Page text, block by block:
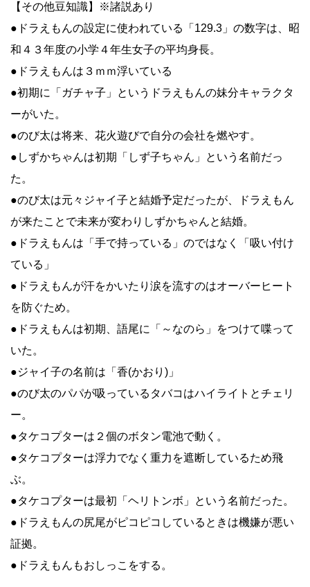
【その他豆知識】※諸説あり
●ドラえもんの設定に使われている「129.3」の数字は、昭
和４３年度の小学４年生女子の平均身長。
●ドラえもんは３ｍｍ浮いている
●初期に「ガチャ子」というドラえもんの妹分キャラクタ
ーがいた。
●のび太は将来、花火遊びで自分の会社を燃やす。
●しずかちゃんは初期「しず子ちゃん」という名前だっ
た。
●のび太は元々ジャイ子と結婚予定だったが、ドラえもん
が来たことで未来が変わりしずかちゃんと結婚。
●ドラえもんは「手で持っている」のではなく「吸い付け
ている」
●ドラえもんが汗をかいたり涙を流すのはオーバーヒート
を防ぐため。
●ドラえもんは初期、語尾に「～なのら」をつけて喋って
いた。
●ジャイ子の名前は「香(かおり)」
●のび太のパパが吸っているタバコはハイライトとチェリ
ー。
●タケコプターは２個のボタン電池で動く。
●タケコプターは浮力でなく重力を遮断しているため飛
ぶ。
●タケコプターは最初「ヘリトンボ」という名前だった。
●ドラえもんの尻尾がピコピコしているときは機嫌が悪い
証拠。
●ドラえもんもおしっこをする。